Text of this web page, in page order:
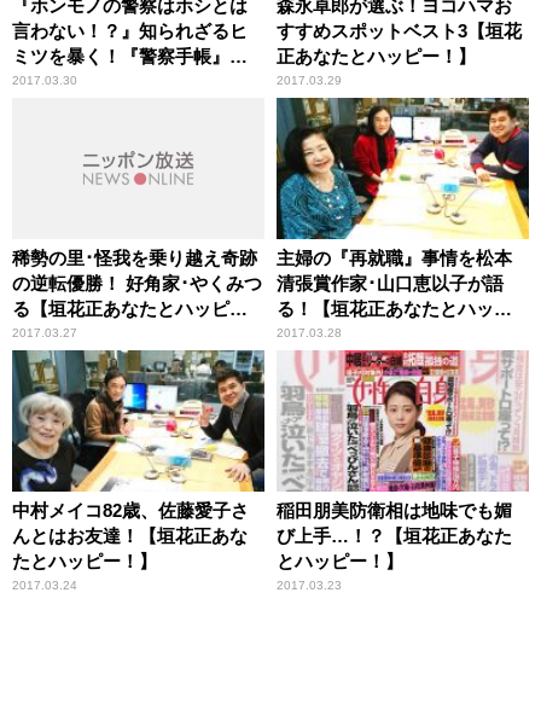
『ホンモノの警察はホシとは
言わない！？』知られざるヒ
ミツを暴く！『警察手帳』
【垣花正あなたとハッピ
2017.03.30
森永卓郎が選ぶ！ヨコハマお
すすめスポットベスト3【垣花
正あなたとハッピー！】
2017.03.29
稀勢の里･怪我を乗り越え奇跡
の逆転優勝！ 好角家･やくみつ
る【垣花正あなたとハッピ
ー！】
2017.03.27
主婦の『再就職』事情を松本
清張賞作家･山口恵以子が語
る！【垣花正あなたとハッピ
ー！】
2017.03.28
中村メイコ82歳、佐藤愛子さ
んとはお友達！【垣花正あな
たとハッピー！】
2017.03.24
稲田朋美防衛相は地味でも媚
び上手…！？【垣花正あなた
とハッピー！】
2017.03.23